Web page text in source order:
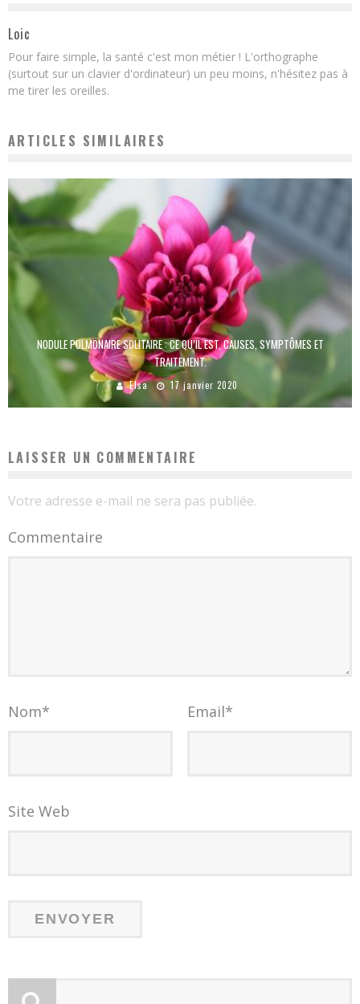
Loic
Pour faire simple, la santé c'est mon métier ! L'orthographe
(surtout sur un clavier d'ordinateur) un peu moins, n'hésitez pas à
me tirer les oreilles.
ARTICLES SIMILAIRES
NODULE PULMONAIRE SOLITAIRE : CE QU’IL EST, CAUSES, SYMPTÔMES ET
TRAITEMENT.
Elsa 17 janvier 2020
LAISSER UN COMMENTAIRE
Votre adresse e-mail ne sera pas publiée.
Commentaire
Nom* Email*
Site Web